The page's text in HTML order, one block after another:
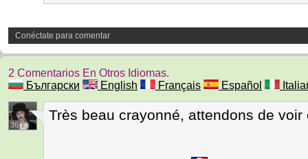
Conéctate para comentar
2 Comentarios En Otros Idiomas.
Български
English Français Español
36
Très beau crayonné, attendons de